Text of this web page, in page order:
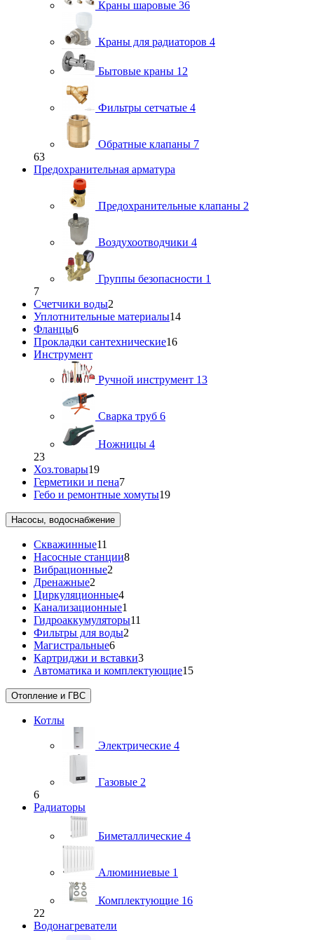
Краны шаровые 36
Краны для радиаторов 4
Бытовые краны 12
Фильтры сетчатые 4
Обратные клапаны 7
63
Предохранительная арматура
Предохранительные клапаны 2
Воздухоотводчики 4
Группы безопасности 1
7
Счетчики воды2
Уплотнительные материалы14
Фланцы6
Прокладки сантехнические16
Инструмент
Ручной инструмент 13
Сварка труб 6
Ножницы 4
23
Хоз.товары19
Герметики и пена7
Гебо и ремонтные хомуты19
Насосы, водоснабжение
Скважинные11
Насосные станции8
Вибрационные2
Дренажные2
Циркуляционные4
Канализационные1
Гидроаккумуляторы11
Фильтры для воды2
Магистральные6
Картриджи и вставки3
Автоматика и комплектующие15
Отопление и ГВС
Котлы
Электрические 4
Газовые 2
6
Радиаторы
Биметаллические 4
Алюминиевые 1
Комплектующие 16
22
Водонагреватели